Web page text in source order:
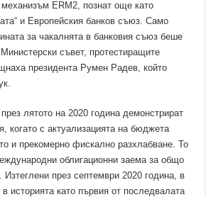
ERM2, познат още като
и Европейския банков съюз. Само
за чакалнята в банковия съюз беше
съвет, протестиращите
президента Румен Радев, който
лятото на 2020 година демонстрират
когато с актуализацията на бюджета
и прекомерно фискално разхлабване. То
облигационни заема за общо
през септември 2020 година, в
историята като първия от последвалата